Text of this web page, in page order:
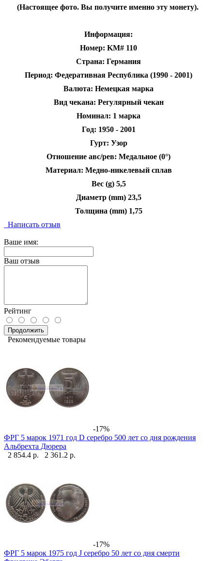
(Настоящее фото. Вы получите именно эту монету).
Информация:
Номер: KM# 110
Страна: Германия
Период: Федеративная Республика (1990 - 2001)
Валюта: Немецкая марка
Вид чекана: Регулярный чекан
Номинал: 1 марка
Год: 1950 - 2001
Гурт: Узор
Отношение авс/рев: Медальное (0°)
Материал: Медно-никелевый сплав
Вес (g) 5,5
Диаметр (mm) 23,5
Толщина (mm) 1,75
Написать отзыв
Ваше имя:
Ваш отзыв
Рейтинг
Продолжить
Рекомендуемые товары
-17%
ФРГ 5 марок 1971 год D серебро 500 лет со дня рождения
Альбрехта Дюрера
2 854.4 р.
2 361.2 р.
-17%
ФРГ 5 марок 1975 год J серебро 50 лет со дня смерти